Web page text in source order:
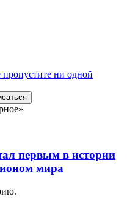
ни одной
первым в истории
мира